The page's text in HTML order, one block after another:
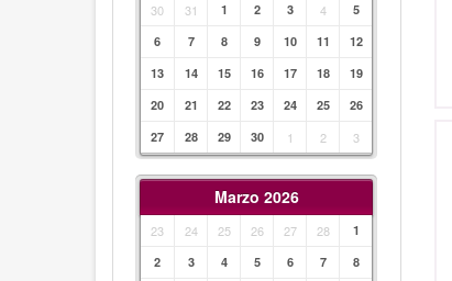
30 31 1 2 3 4
5
6
7 8 9 10 11
12
13
14 15 16 17 18
19
20
21 22 23 24 25
26
27
28 29 30 1 2 3
Marzo 2026
23 24 25 26 27 28
1
2
3 4 5 6 7
8